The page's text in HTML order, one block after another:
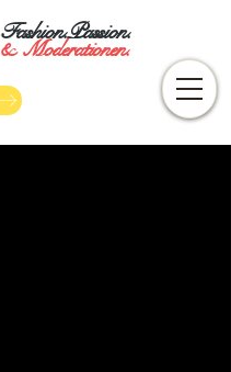
Fashion.Passion.
&Moderationen.